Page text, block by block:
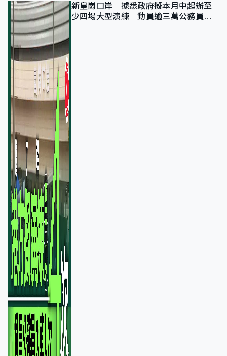
新皇崗口岸｜據悉政府擬本月中起辦至
少四場大型演練 動員逾三萬公務員人